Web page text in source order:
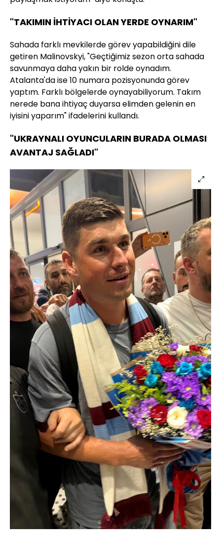
"TAKIMIN İHTİYACI OLAN YERDE OYNARIM"
Sahada farklı mevkilerde görev yapabildiğini dile
getiren Malinovskyi, "Geçtiğimiz sezon orta sahada
savunmaya daha yakın bir rolde oynadım.
Atalanta'da ise 10 numara pozisyonunda görev
yaptım. Farklı bölgelerde oynayabiliyorum. Takım
nerede bana ihtiyaç duyarsa elimden gelenin en
iyisini yaparım" ifadelerini kullandı.
"UKRAYNALI OYUNCULARIN BURADA OLMASI
AVANTAJ SAĞLADI"